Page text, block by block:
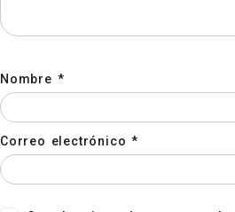
Nombre *
Correo electrónico*